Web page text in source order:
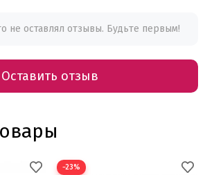
не оставлял отзывы. Будьте первым!
Оставить отзыв
−23%